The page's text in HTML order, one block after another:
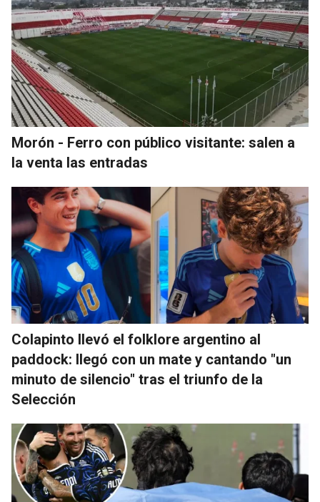
Morón - Ferro con público visitante: salen a
la venta las entradas
Colapinto llevó el folklore argentino al
paddock: llegó con un mate y cantando "un
minuto de silencio" tras el triunfo de la
Selección